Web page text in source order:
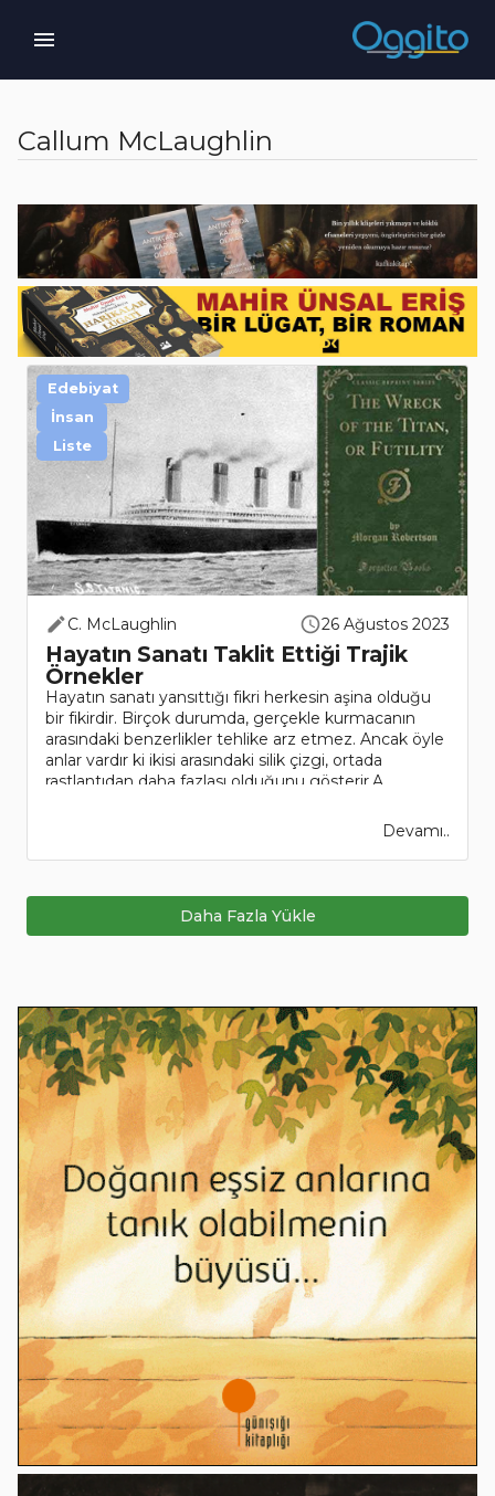
Callum McLaughlin
C. McLaughlin 26 Ağustos 2023
Hayatın Sanatı Taklit Ettiği Trajik
Örnekler
Hayatın sanatı yansıttığı fikri herkesin aşina olduğu
bir fikirdir. Birçok durumda, gerçekle kurmacanın
arasındaki benzerlikler tehlike arz etmez. Ancak öyle
anlar vardır ki ikisi arasındaki silik çizgi, ortada
rastlantıdan daha fazlası olduğunu gösterir.A..
Devamı..
Edebiyat
İnsan
Liste
Daha Fazla Yükle